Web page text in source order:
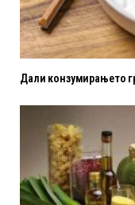
Дали конзумирањето